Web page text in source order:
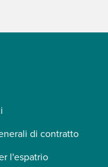
di contratto
l'espatrio